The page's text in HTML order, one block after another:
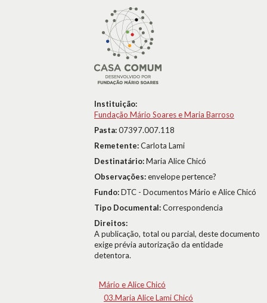
Instituição:
Fundação Mário Soares e Maria Barroso
Pasta:07397.007.118
Remetente:Carlota Lami
Destinatário:Maria Alice Chicó
Observações:envelope pertence?
Fundo:DTC - Documentos Mário e Alice Chicó
Tipo Documental:Correspondencia
Direitos:
A publicação, total ou parcial, deste documento
exige prévia autorização da entidade
detentora.
Mário e Alice Chicó
03.Maria Alice Lami Chicó